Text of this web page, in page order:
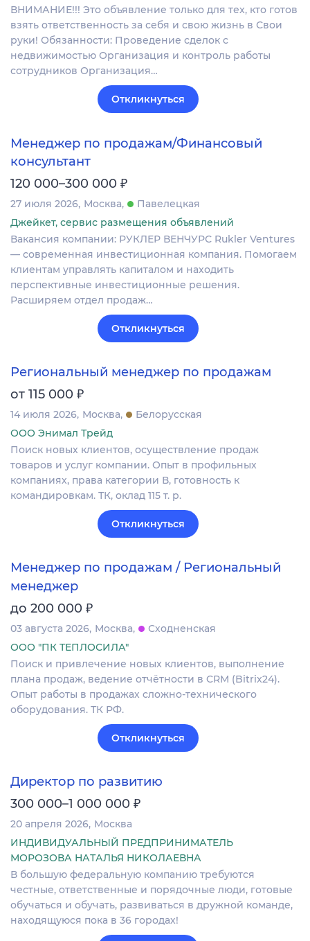
ВНИМАНИЕ!!! Это объявление только для тех, кто готов
взять ответственность за себя и свою жизнь в Свои
руки! Обязанности: Проведение сделок с
недвижимостью Организация и контроль работы
сотрудников Организация…
Откликнуться
Менеджер по продажам/Финансовый
консультант
120 000–300 000 ₽
27 июля 2026 Москва
Павелецкая
Джейкет, сервис размещения объявлений
Вакансия компании: РУКЛЕР ВЕНЧУРС Rukler Ventures
— современная инвестиционная компания. Помогаем
клиентам управлять капиталом и находить
перспективные инвестиционные решения.
Расширяем отдел продаж…
Откликнуться
Региональный менеджер по продажам
от 115 000 ₽
14 июля 2026 Москва
Белорусская
ООО Энимал Трейд
Поиск новых клиентов, осуществление продаж
товаров и услуг компании. Опыт в профильных
компаниях, права категории В, готовность к
командировкам. ТК, оклад 115 т. р.
Откликнуться
Менеджер по продажам / Региональный
менеджер
до 200 000 ₽
03 августа 2026 Москва
Сходненская
ООО "ПК ТЕПЛОСИЛА"
Поиск и привлечение новых клиентов, выполнение
плана продаж, ведение отчётности в CRM (Bitrix24).
Опыт работы в продажах сложно-технического
оборудования. ТК РФ.
Откликнуться
Директор по развитию
300 000–1 000 000 ₽
20 апреля 2026 Москва
ИНДИВИДУАЛЬНЫЙ ПРЕДПРИНИМАТЕЛЬ
МОРОЗОВА НАТАЛЬЯ НИКОЛАЕВНА
В большую федеральную компанию требуются
честные, ответственные и порядочные люди, готовые
обучаться и обучать, развиваться в дружной команде,
находящуюся пока в 36 городах!